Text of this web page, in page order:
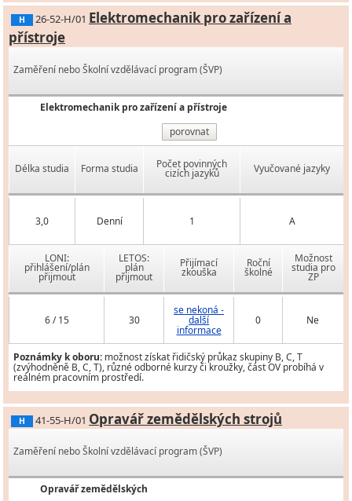
H 26-52-H/01 Elektromechanik pro zařízení a
přístroje
Zaměření nebo Školní vzdělávací program (ŠVP)
Elektromechanik pro zařízení a přístroje
porovnat
Délka studia Forma studia Počet povinných
cizích jazyků Vyučované jazyky
3,0 Denní 1 A
LONI:
přihlášení/plán
přijmout
LETOS:
plán
přijmout
Přijímací
zkouška
Roční
školné
Možnost
studia pro
ZP
6 / 15 30
se nekoná -
další
informace
0 Ne
Poznámky k oboru: možnost získat řidičský průkaz skupiny B, C, T
(zvýhodněně B, C, T), různé odborné kurzy či kroužky, část OV probíhá v
reálném pracovním prostředí.
H 41-55-H/01 Opravář zemědělských strojů
Zaměření nebo Školní vzdělávací program (ŠVP)
Opravář zemědělských